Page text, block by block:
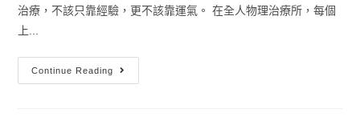
治療，不該只靠經驗，更不該靠運氣。 在全人物理治療所，每個
上...
Continue Reading